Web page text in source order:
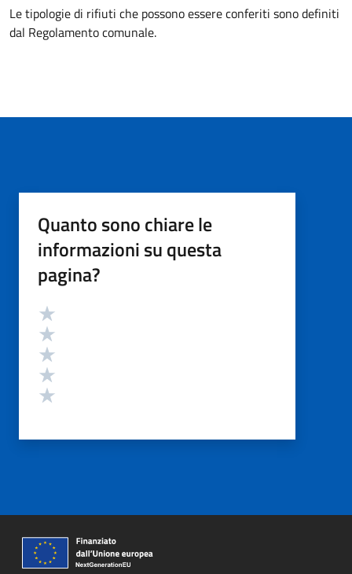
Le tipologie di rifiuti che possono essere conferiti sono definiti
dal Regolamento comunale.
Quanto sono chiare le
informazioni su questa
pagina?
Valutazione